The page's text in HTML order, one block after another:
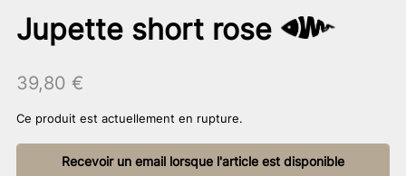
Jupette short rose
39,80 €
Ce produit est actuellement en rupture.
Recevoir un email lorsque l'article est disponible